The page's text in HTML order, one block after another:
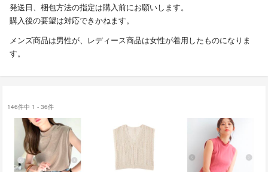
発送日、梱包方法の指定は購入前にお願いします。
購入後の要望は対応できかねます。
メンズ商品は男性が、レディース商品は女性が着用したものになりま
す。
146件中 1 - 36件